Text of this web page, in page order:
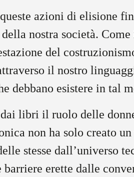
azioni di elisione
nostra società.
del
il nostro
debbano esistere in tal
dai libri il ruolo delle
non ha solo creato
stesse dall’universo
barriere erette dalle